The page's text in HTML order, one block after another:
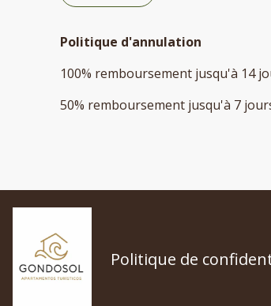
Politique d'annulation
100% remboursement jusqu'à 14
50% remboursement jusqu'à 7
Politique de